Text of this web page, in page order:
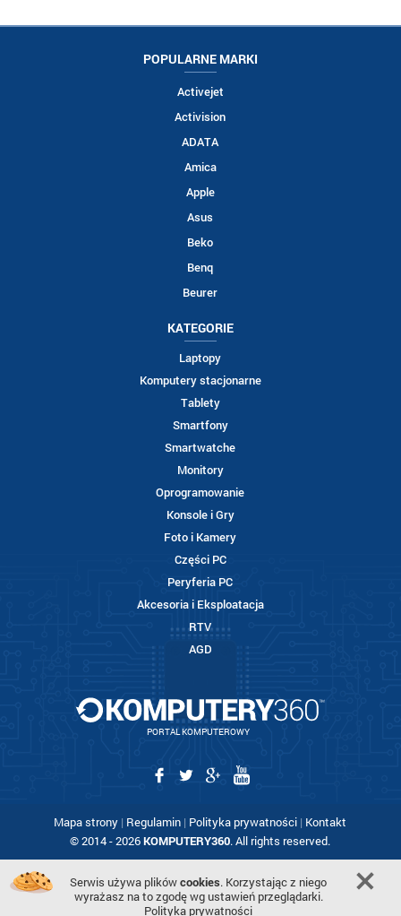
POPULARNE MARKI
Activejet
Activision
ADATA
Amica
Apple
Asus
Beko
Benq
Beurer
KATEGORIE
Laptopy
Komputery stacjonarne
Tablety
Smartfony
Smartwatche
Monitory
Oprogramowanie
Konsole i Gry
Foto i Kamery
Części PC
Peryferia PC
Akcesoria i Eksploatacja
RTV
AGD
PORTAL KOMPUTEROWY
Mapa strony | Regulamin | Polityka prywatności | Kontakt
© 2014 - 2026KOMPUTERY360. All rights reserved.
Serwis używa plikówcookies. Korzystając z niego
wyrażasz na to zgodę wg ustawień przeglądarki.
Polityka prywatności